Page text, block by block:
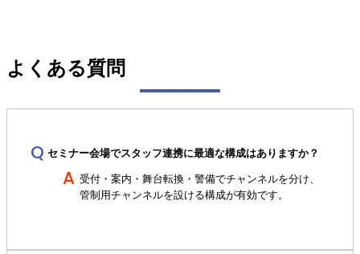
よくある質問
セミナー会場でスタッフ連携に最適な構成はありますか？
受付・案内・舞台転換・警備でチャンネルを分け、
管制用チャンネルを設ける構成が有効です。